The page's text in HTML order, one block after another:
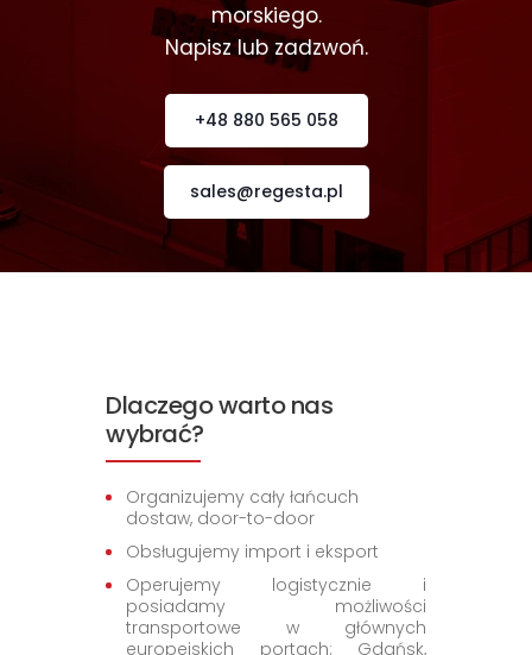
morskiego.
Napisz lub zadzwoń.
+48 880 565 058
sales@regesta.pl
Dlaczego warto nas
wybrać?
Organizujemy cały łańcuch
dostaw, door-to-door
Obsługujemy import i eksport
Operujemy logistycznie i
posiadamy możliwości
transportowe w głównych
europejskich portach: Gdańsk,